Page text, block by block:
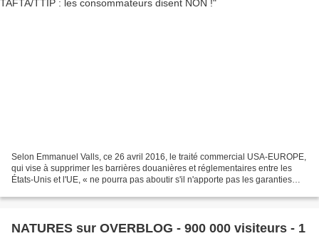
Selon Emmanuel Valls, ce 26 avril 2016, le traité commercial USA-EUROPE,
qui vise à supprimer les barrières douanières et réglementaires entre les
États-Unis et l'UE, « ne pourra pas aboutir s'il n'apporte pas les garanties
NATURES sur OVERBLOG - 900 000 visiteurs - 1